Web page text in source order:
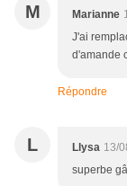
M Marianne
J'ai
d'amande
Répondre
L Llysa 13/
superbe